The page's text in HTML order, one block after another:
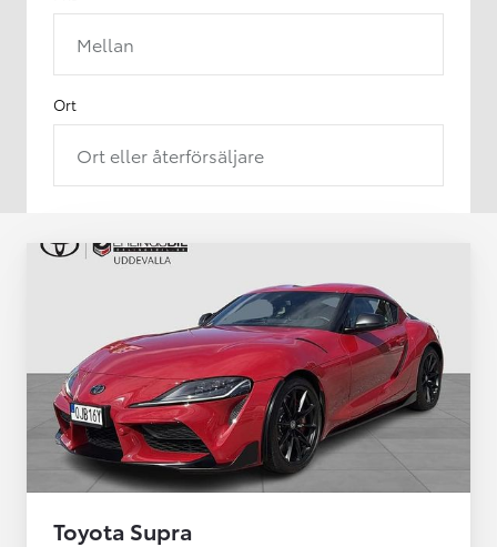
Mellan
Ort
Ort eller återförsäljare
Toyota Supra